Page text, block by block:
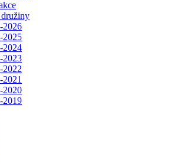
2026
2025
2024
2023
2022
2021
2020
2019